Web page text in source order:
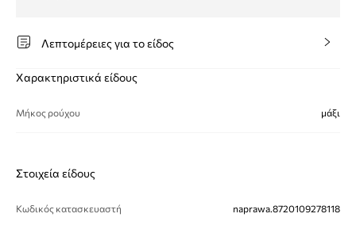
Λεπτομέρειες για το είδος
Χαρακτηριστικά είδους
Μήκος ρούχου μάξι
Στοιχεία είδους
Κωδικός κατασκευαστή naprawa.8720109278118